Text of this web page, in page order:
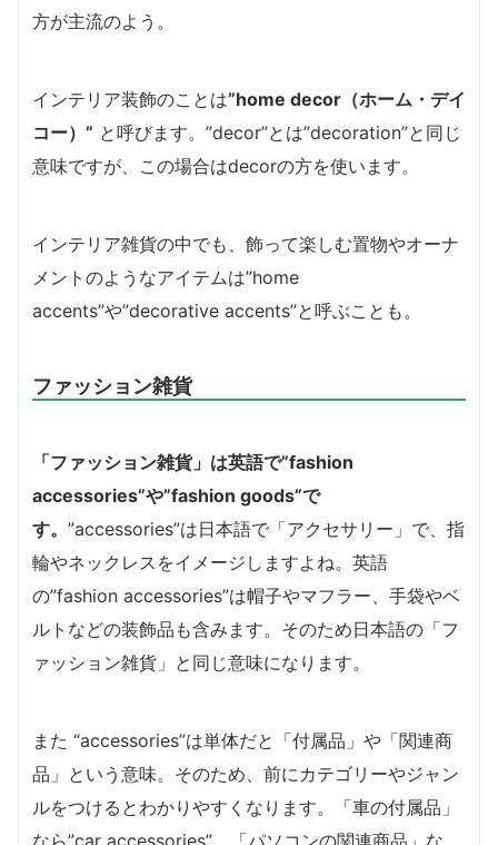
方が主流のよう。
インテリア装飾のことは”home decor（ホーム・デイ
コー）” と呼びます。”decor”とは”decoration”と同じ
意味ですが、この場合はdecorの方を使います。
インテリア雑貨の中でも、飾って楽しむ置物やオーナ
メントのようなアイテムは”home
accents”や”decorative accents”と呼ぶことも。
ファッション雑貨
「ファッション雑貨」は英語で”fashion
accessories”や”fashion goods”で
す。 ”accessories”は日本語で「アクセサリー」で、指
輪やネックレスをイメージしますよね。英語
の”fashion accessories”は帽子やマフラー、手袋やベ
ルトなどの装飾品も含みます。そのため日本語の「フ
ァッション雑貨」と同じ意味になります。
また “accessories”は単体だと「付属品」や「関連商
品」という意味。そのため、前にカテゴリーやジャン
ルをつけるとわかりやすくなります。「車の付属品」
なら”car accessories”、「パソコンの関連商品」な